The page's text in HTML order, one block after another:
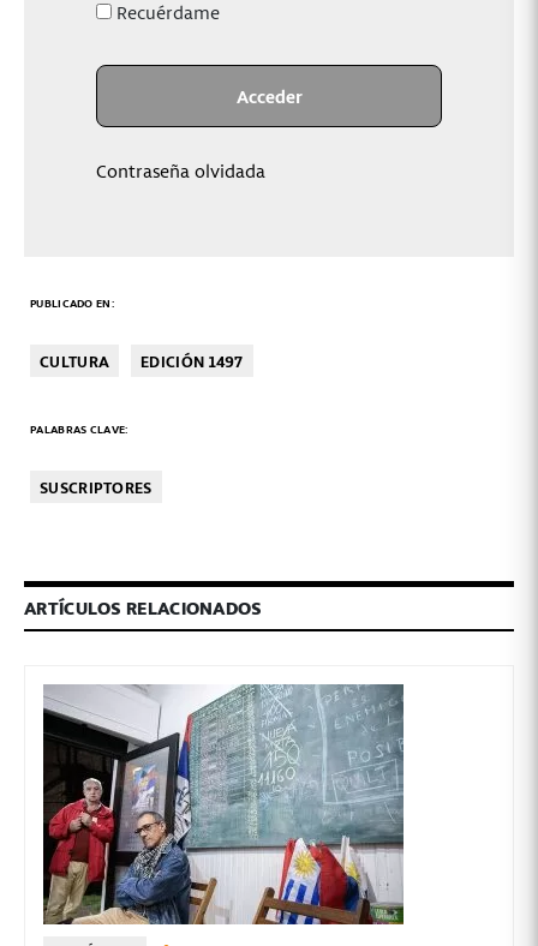
Recuérdame
Contraseña olvidada
PUBLICADO EN:
CULTURA EDICIÓN 1497
PALABRAS CLAVE:
SUSCRIPTORES
ARTÍCULOS RELACIONADOS